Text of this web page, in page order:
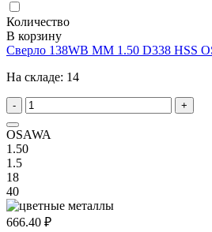
Количество
В корзину
Сверло 138WB MM 1.50 D338 HSS
На складе: 14
- +
OSAWA
1.50
1.5
18
40
666.40 ₽